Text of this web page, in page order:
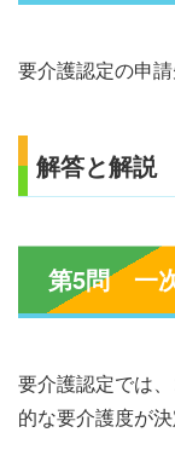
要介護認定の申
解答と解説
第5問 一
要介護認定では
的な要介護度が決